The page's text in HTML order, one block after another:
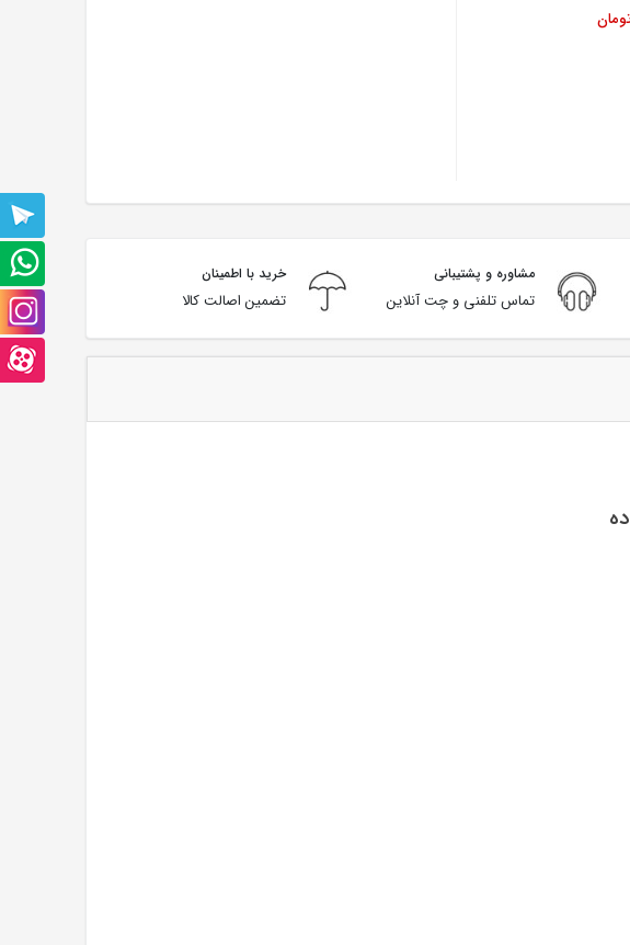
مشاوره و پشتیبانی
تماس تلفنی و چت آنلاین
خرید با اطمینان
تضمین اصالت کالا
پشتیبانی
تلگرام
پشتیبانی
واتس
آپ
صفحه
اینستاگرام
صفحه